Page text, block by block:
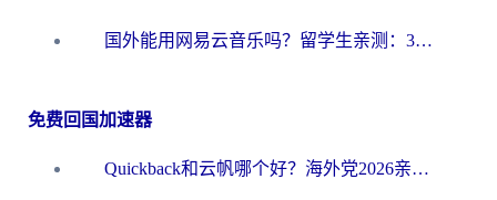
国外能用网易云音乐吗？留学生亲测：3步解决海外听歌难题
免费回国加速器
Quickback和云帆哪个好？海外党2026亲测指南：选对加速器大陆工具，无缝刷国内剧玩国服